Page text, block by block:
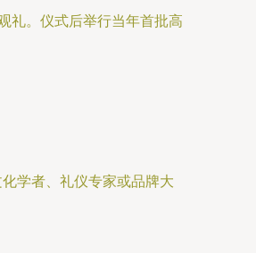
礼。仪式后举行当年首批高
学者、礼仪专家或品牌大